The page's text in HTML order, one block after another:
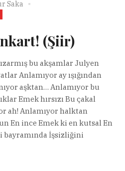
Saka
(Şiir)
bu akşamlar Julyen
Anlamıyor ay ışığından
aşktan… Anlamıyor bu
Emek hırsızı Bu çakal
ah! Anlamıyor halktan
En ince Emek ki en kutsal En
bayramında İşsizliğini